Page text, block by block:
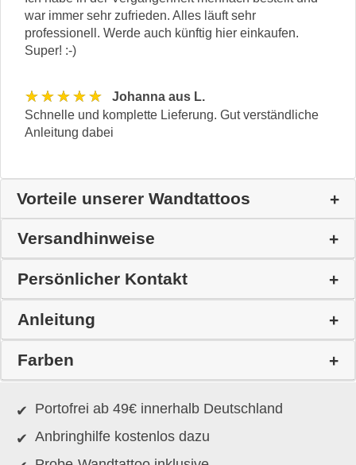
war immer sehr zufrieden. Alles läuft sehr
professionell. Werde auch künftig hier einkaufen.
Super! :-)
★★★★★
Johanna aus L.
Schnelle und komplette Lieferung. Gut verständliche
Anleitung dabei
Vorteile unserer Wandtattoos
Versandhinweise
Persönlicher Kontakt
Anleitung
Farben
Portofrei ab 49€ innerhalb Deutschland
Anbringhilfe kostenlos dazu